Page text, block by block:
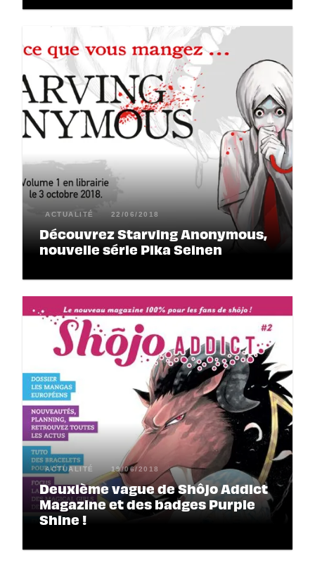
ACTUALITÉ 22/06/2018
Découvrez Starving Anonymous,
nouvelle série Pika Seinen
ACTUALITÉ 19/06/2018
Deuxième vague de Shôjo Addict
Magazine et des badges Purple
Shine !